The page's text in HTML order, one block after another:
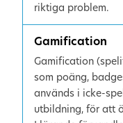
riktiga problem.
Gamification
Gamification
som poäng,
används i icke-
utbildning, för att